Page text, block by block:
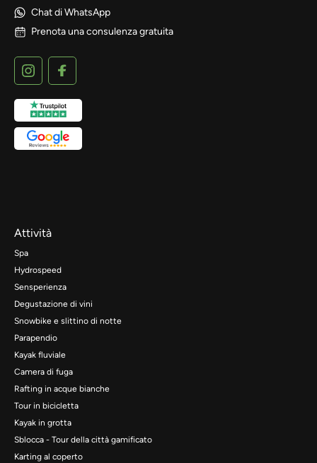
Chat di WhatsApp
Prenota una consulenza gratuita
Attività
Spa
Hydrospeed
Sensperienza
Degustazione di vini
Snowbike e slittino di notte
Parapendio
Kayak fluviale
Camera di fuga
Rafting in acque bianche
Tour in bicicletta
Kayak in grotta
Sblocca - Tour della città gamificato
Karting al coperto